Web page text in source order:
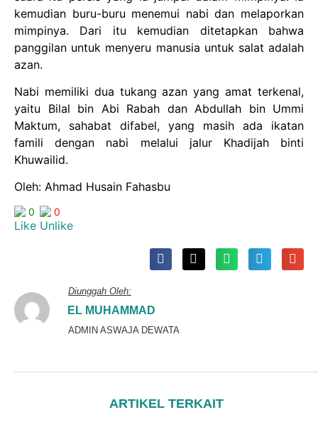
kemudian buru-buru menemui nabi dan melaporkan
mimpinya. Dari itu kemudian ditetapkan bahwa
panggilan untuk menyeru manusia untuk salat adalah
azan.
Nabi memiliki dua tukang azan yang amat terkenal,
yaitu Bilal bin Abi Rabah dan Abdullah bin Ummi
Maktum, sahabat difabel, yang masih ada ikatan
famili dengan nabi melalui jalur Khadijah binti
Khuwailid.
Oleh: Ahmad Husain Fahasbu
0 0
Diunggah Oleh:
EL MUHAMMAD
ADMIN ASWAJA DEWATA
ARTIKEL TERKAIT